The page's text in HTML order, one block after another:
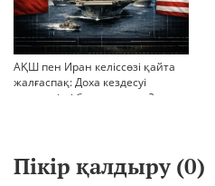
АҚШ пен Иран келіссөзі қайта
жалғаспақ: Доха кездесуі
шиеленісті бәсеңдете ме?
Пікір қалдыру (0)